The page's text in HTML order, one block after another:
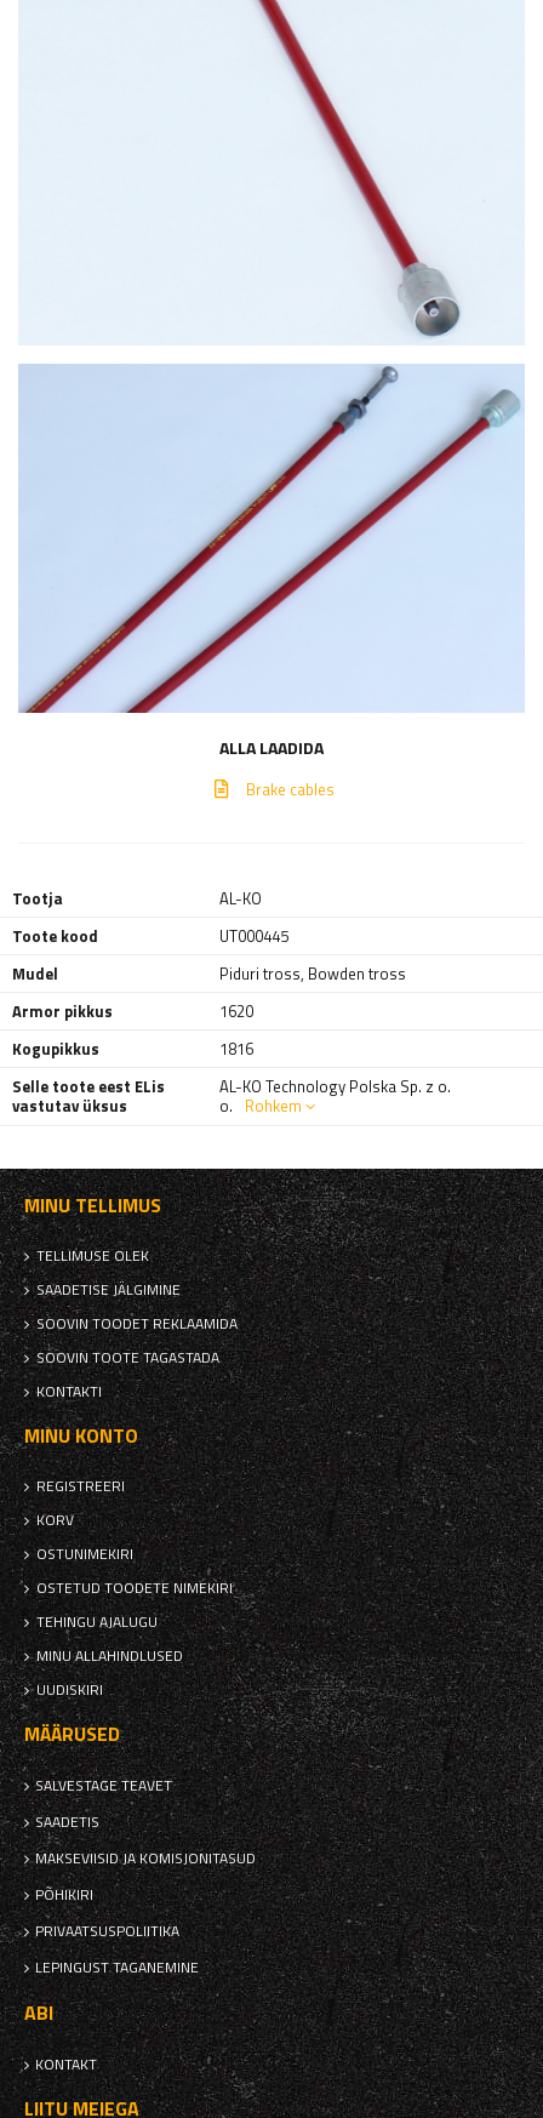
ALLA LAADIDA
Brake cables
Tootja
AL-KO
Toote kood
UT000445
Mudel
Piduri tross, Bowden tross
Armor pikkus
1620
Kogupikkus
1816
Selle toote eest ELis
vastutav üksus
AL-KO Technology Polska Sp. z o.
o. Rohkem
MINU TELLIMUS
TELLIMUSE OLEK
SAADETISE JÄLGIMINE
SOOVIN TOODET REKLAAMIDA
SOOVIN TOOTE TAGASTADA
KONTAKTI
MINU KONTO
REGISTREERI
KORV
OSTUNIMEKIRI
OSTETUD TOODETE NIMEKIRI
TEHINGU AJALUGU
MINU ALLAHINDLUSED
UUDISKIRI
MÄÄRUSED
SALVESTAGE TEAVET
SAADETIS
MAKSEVIISID JA KOMISJONITASUD
PÕHIKIRI
PRIVAATSUSPOLIITIKA
LEPINGUST TAGANEMINE
ABI
KONTAKT
LIITU MEIEGA